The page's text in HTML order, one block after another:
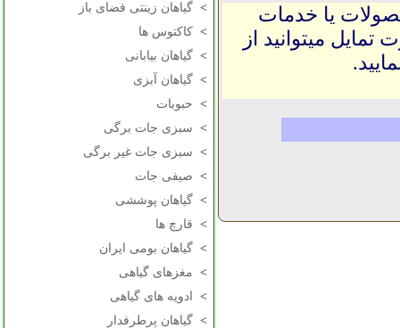
> گیاهان زینتی فضای باز
> کاکتوس ها
> گیاهان بیابانی
> گیاهان آبزی
> حبوبات
> سبزی جات برگی
> سبزی جات غیر برگی
> صیفی جات
> گیاهان پوششی
> قارچ ها
> گیاهان بومی ایران
> مغزهای گیاهی
>
ادویه های گیاهی
> گیاهان پرطرفدار
یا خدمات
میتوانید از